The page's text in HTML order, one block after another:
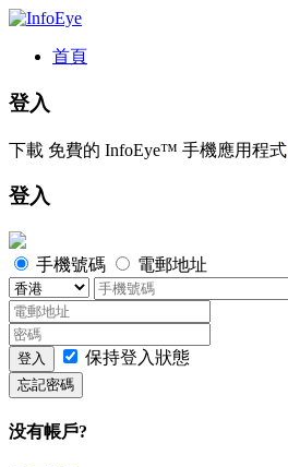
首頁
登入
下載 免費的 InfoEye™ 手機應用程式
登入
手機號碼 電郵地址
登入 保持登入狀態
忘記密碼
没有帳戶?